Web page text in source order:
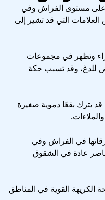
على مستوى الفراش وفي
التي قد تشير إلى
وتظهر في مجموعات
للدغ، وقد تسبب حكة
يترك بقعًا دموية صغيرة
في الفراش وفي
عادة في الشقوق
الكريهة القوية في المناطق